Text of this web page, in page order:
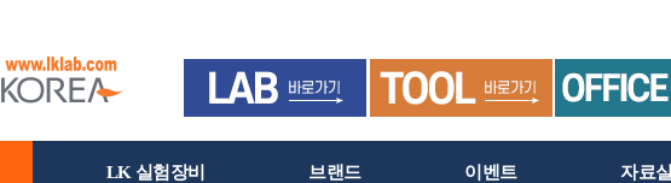
LK 실험장비 브랜드 이벤트 자료실